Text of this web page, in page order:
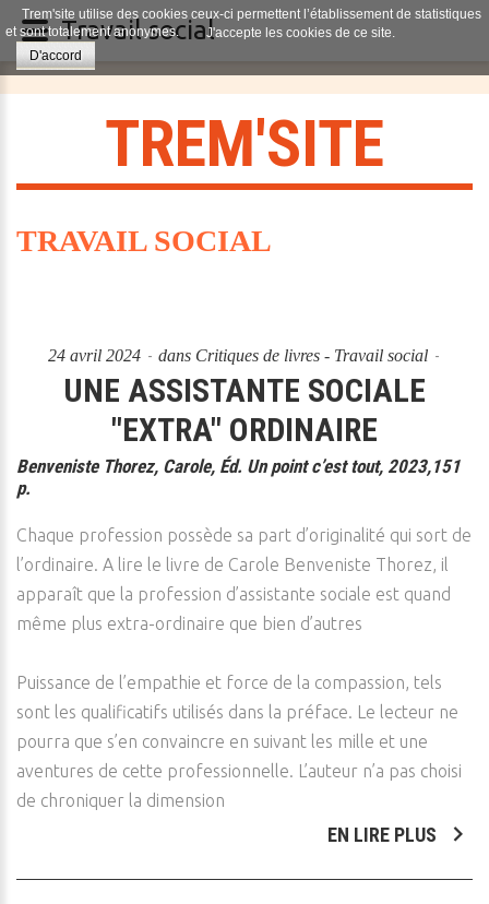
TREM'SITE
TRAVAIL SOCIAL
24 avril 2024 dans Critiques de livres - Travail social
UNE ASSISTANTE SOCIALE
"EXTRA" ORDINAIRE
Benveniste Thorez, Carole, Éd. Un point c’est tout, 2023,151
p.
Chaque profession possède sa part d’originalité qui sort de
l’ordinaire. A lire le livre de Carole Benveniste Thorez, il
apparaît que la profession d’assistante sociale est quand
même plus extra-ordinaire que bien d’autres
Puissance de l’empathie et force de la compassion, tels
sont les qualificatifs utilisés dans la préface. Le lecteur ne
pourra que s’en convaincre en suivant les mille et une
aventures de cette professionnelle. L’auteur n’a pas choisi
de chroniquer la dimension
EN LIRE PLUS
Trem'site utilise des cookies ceux-ci permettent l’établissement de statistiques
et sont totalement anonymes.
J'accepte les cookies de ce site.
D'accord
Travail social